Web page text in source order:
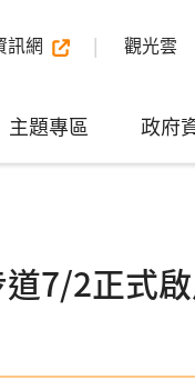
訊網 觀光雲
主題專區 政府
7/2正式